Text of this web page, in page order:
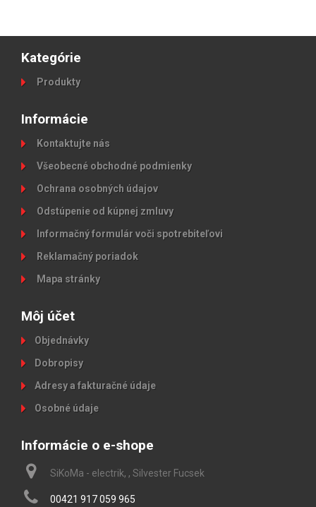
Kategórie
Produkty
Informácie
Kontaktujte nás
Všeobecné obchodné podmienky
Ochrana osobných údajov
Odstúpenie od kúpnej zmluvy
Informačný formulár voči spotrebiteľovi
Reklamačný poriadok
Mapa stránky
Môj účet
Objednávky
Dobropisy
Adresy a fakturačné údaje
Osobné údaje
Informácie o e-shope
SiKoMa - electrik, , Silvester Fucsek
00421 917 059 965